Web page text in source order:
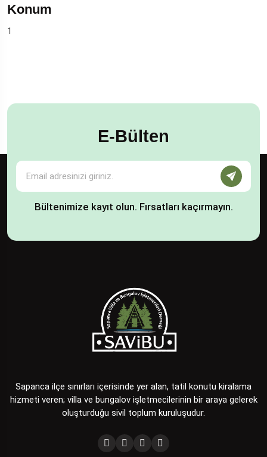
Konum
1
E-Bülten
Bültenimize kayıt olun. Fırsatları kaçırmayın.
Sapanca ilçe sınırları içerisinde yer alan, tatil konutu kiralama
hizmeti veren; villa ve bungalov işletmecilerinin bir araya gelerek
oluşturduğu sivil toplum kuruluşudur.